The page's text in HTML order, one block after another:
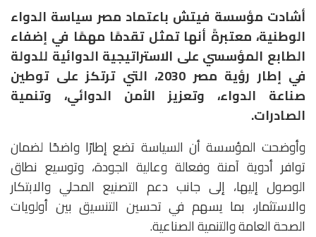
أشادت مؤسسة فيتش باعتماد مصر سياسة الدواء
الوطنية، معتبرةً أنها تمثل تقدمًا مهمًا في إضفاء
الطابع المؤسسي على الاستراتيجية الدوائية للدولة
في إطار رؤية مصر 2030، التي ترتكز على توطين
صناعة الدواء، وتعزيز الأمن الدوائي، وتنمية
الصادرات.
وأوضحت المؤسسة أن السياسة تضع إطارًا واضحًا لضمان
توافر أدوية آمنة وفعالة وعالية الجودة، وتوسيع نطاق
الوصول إليها، إلى جانب دعم التصنيع المحلي والابتكار
والاستثمار، بما يسهم في تحسين التنسيق بين أولويات
الصحة العامة والتنمية الصناعية.